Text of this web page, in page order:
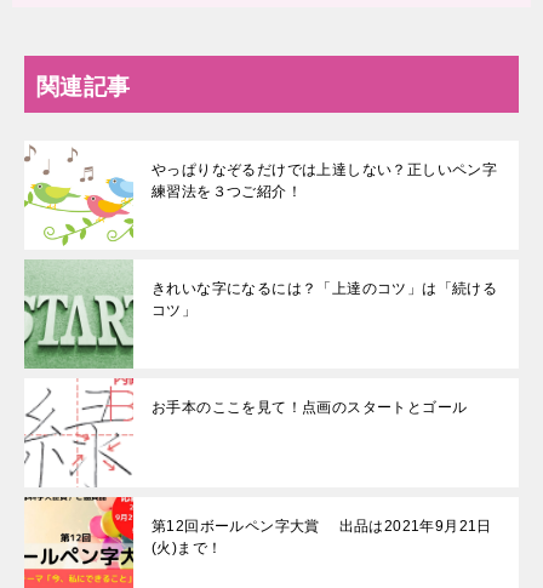
関連記事
やっぱりなぞるだけでは上達しない？正しいペン字
練習法を３つご紹介！
きれいな字になるには？「上達のコツ」は「続ける
コツ」
お手本のここを見て！点画のスタートとゴール
第12回ボールペン字大賞 出品は2021年9月21日
(火)まで！